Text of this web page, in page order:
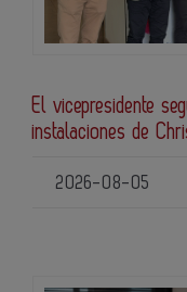
El vicepresidente
instalaciones de
2026-08-05